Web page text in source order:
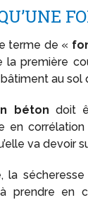
terme de «
la première
au sol
béton doit
en
va devoir
la
prendre en